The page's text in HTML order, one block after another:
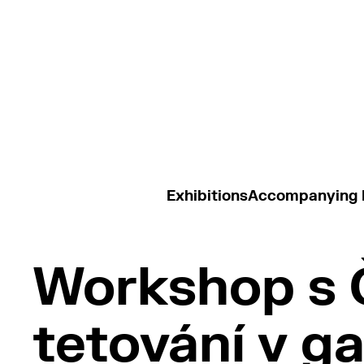
ExhibitionsAccompanying
Workshop s
tetování v